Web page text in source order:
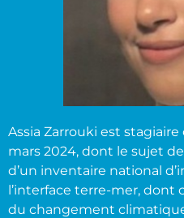
Assia Zarrouki est
mars 2024, dont le sujet
d’un inventaire national
l’interface terre-mer, dont
du changement